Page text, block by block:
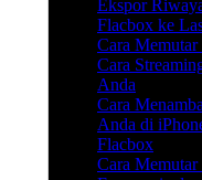
Ekspor
Flacbox ke
Cara
Cara
Anda
Cara
Anda di
Flacbox
Cara